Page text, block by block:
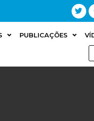
PUBLICAÇÕES